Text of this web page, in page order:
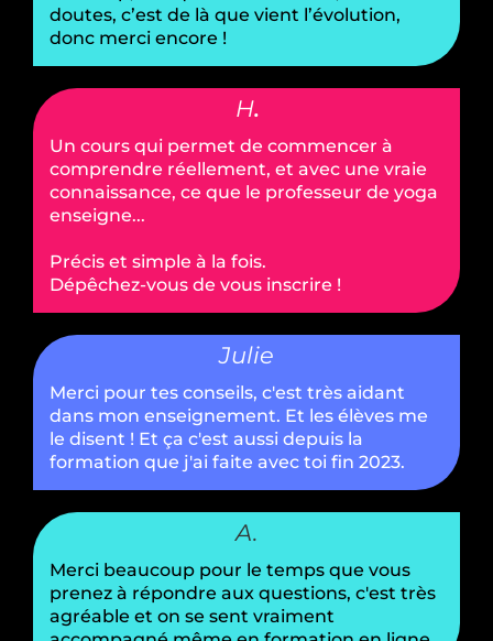
doutes, c’est de là que vient l’évolution,
donc merci encore !
H.
Un cours qui permet de commencer à
comprendre réellement, et avec une vraie
connaissance, ce que le professeur de yoga
enseigne...
Précis et simple à la fois.
Dépêchez-vous de vous inscrire !
Julie
Merci pour tes conseils, c'est très aidant
dans mon enseignement. Et les élèves me
le disent ! Et ça c'est aussi depuis la
formation que j'ai faite avec toi fin 2023.
A.
Merci beaucoup pour le temps que vous
prenez à répondre aux questions, c'est très
agréable et on se sent vraiment